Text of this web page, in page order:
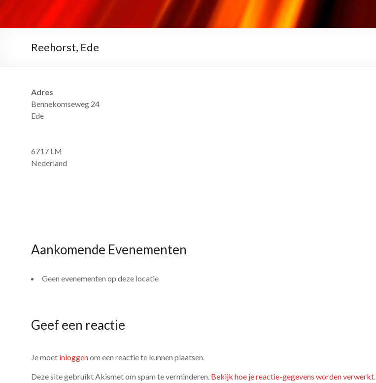
Reehorst, Ede
Adres
Bennekomseweg 24
Ede
6717 LM
Nederland
Aankomende Evenementen
Geen evenementen op deze locatie
Geef een reactie
Je moet inloggenom een reactie te kunnen plaatsen.
Deze site gebruikt Akismet om spam te verminderen. Bekijk hoe je reactie-gegevens worden verwerkt.